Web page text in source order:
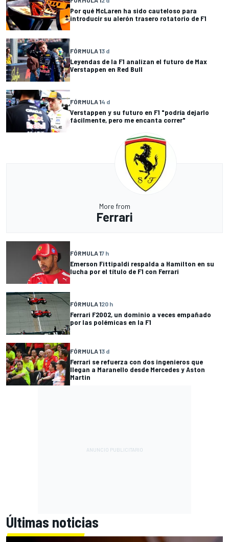
Por qué McLaren ha sido cauteloso para
introducir su alerón trasero rotatorio de F1
FÓRMULA 13 d
Leyendas de la F1 analizan el futuro de Max
Verstappen en Red Bull
FÓRMULA 14 d
Verstappen y su futuro en F1 "podría dejarlo
fácilmente, pero me encanta correr"
More from
Ferrari
FÓRMULA 17 h
Emerson Fittipaldi respalda a Hamilton en su
lucha por el título de F1 con Ferrari
FÓRMULA 120 h
Ferrari F2002, un dominio a veces empañado
por las polémicas en la F1
FÓRMULA 13 d
Ferrari se refuerza con dos ingenieros que
llegan a Maranello desde Mercedes y Aston
Martin
Últimas noticias